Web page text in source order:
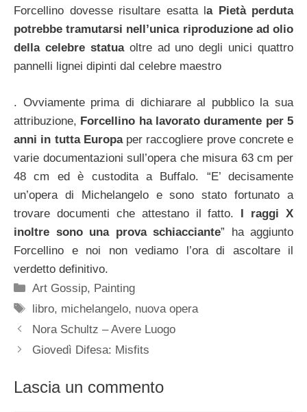
Forcellino dovesse risultare esatta l a Pietà perduta
potrebbe tramutarsi nell’unica riproduzione ad olio
della celebre statua oltre ad uno degli unici quattro
pannelli lignei dipinti dal celebre maestro
. Ovviamente prima di dichiarare al pubblico la sua
attribuzione, Forcellino ha lavorato duramente per 5
anni in tutta Europaper raccogliere prove concrete e
varie documentazioni sull’opera che misura 63 cm per
48 cm ed è custodita a Buffalo. “E’ decisamente
un’opera di Michelangelo e sono stato fortunato a
trovare documenti che attestano il fatto. I raggi X
inoltre sono una prova schiacciante” ha aggiunto
Forcellino e noi non vediamo l’ora di ascoltare il
verdetto definitivo.
Categorie
Art Gossip, Painting
Tag
libro, michelangelo, nuova opera
Nora Schultz – Avere Luogo
Giovedì Difesa: Misfits
Lascia un commento